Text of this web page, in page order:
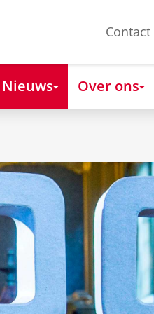
Contact
Nieuws Over ons